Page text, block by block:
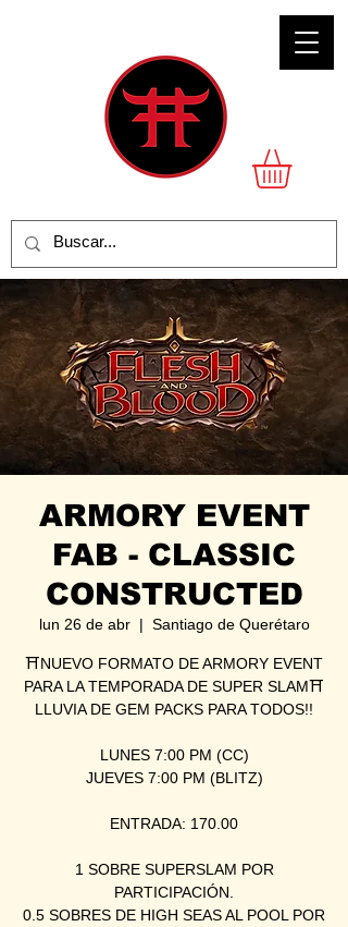
ARMORY EVENT
FAB - CLASSIC
CONSTRUCTED
lun 26 de abr
  |
Santiago de Querétaro
⛩NUEVO FORMATO DE ARMORY EVENT
PARA LA TEMPORADA DE SUPER SLAM⛩
LLUVIA DE GEM PACKS PARA TODOS!!
LUNES 7:00 PM (CC)
JUEVES 7:00 PM (BLITZ)
ENTRADA: 170.00
1 SOBRE SUPERSLAM POR
PARTICIPACIÓN.
0.5 SOBRES DE HIGH SEAS AL POOL POR